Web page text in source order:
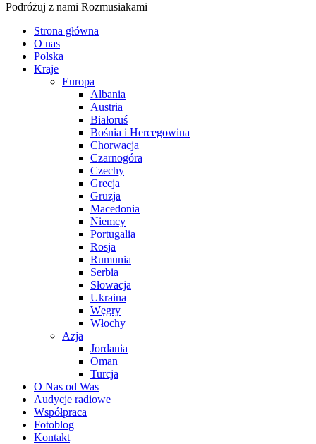
Podróżuj z nami Rozmusiakami
Strona główna
O nas
Polska
Kraje
Europa
Albania
Austria
Białoruś
Bośnia i Hercegowina
Chorwacja
Czarnogóra
Czechy
Grecja
Gruzja
Macedonia
Niemcy
Portugalia
Rosja
Rumunia
Serbia
Słowacja
Ukraina
Węgry
Włochy
Azja
Jordania
Oman
Turcja
O Nas od Was
Audycje radiowe
Współpraca
Fotoblog
Kontakt